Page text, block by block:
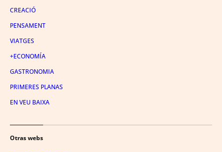
CREACIÓ
PENSAMENT
VIATGES
+ECONOMÍA
GASTRONOMIA
PRIMERES PLANAS
EN VEU BAIXA
Otras webs